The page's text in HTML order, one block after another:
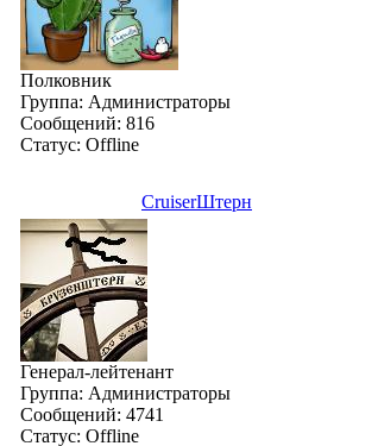
Полковник
Группа: Администраторы
Сообщений: 816
Статус: Offline
СruiserШтерн
Генерал-лейтенант
Группа: Администраторы
Сообщений: 4741
Статус: Offline